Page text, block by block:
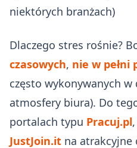
niektórych branżach)
Dlaczego stres rośnie?
czasowych, nie w pełni
często wykonywanych w
atmosfery biura). Do
portalach typu Pracuj.pl,
JustJoin.it na atrakcyjne